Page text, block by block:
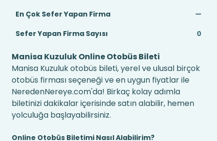
En Çok Sefer Yapan Firma
—
Sefer Yapan Firma Sayısı
0
Manisa Kuzuluk Online Otobüs Bileti
Manisa Kuzuluk otobüs bileti, yerel ve ulusal birçok
otobüs firması seçeneği ve en uygun fiyatlar ile
NeredenNereye.com'da! Birkaç kolay adımla
biletinizi dakikalar içerisinde satın alabilir, hemen
yolculuğa başlayabilirsiniz.
Online Otobüs Biletimi Nasıl Alabilirim?